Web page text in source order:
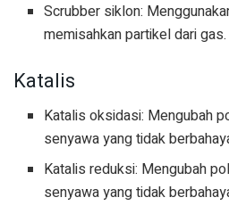
Scrubber siklon:
memisahkan partikel dari gas.
Katalis
Katalis oksidasi: Mengubah
senyawa yang tidak
Katalis reduksi: Mengubah
senyawa yang tidak